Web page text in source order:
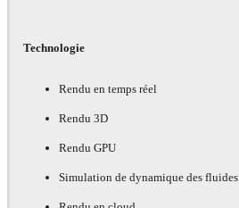
Technologie
Rendu en temps réel
Rendu 3D
Rendu GPU
Simulation de dynamique des fluides